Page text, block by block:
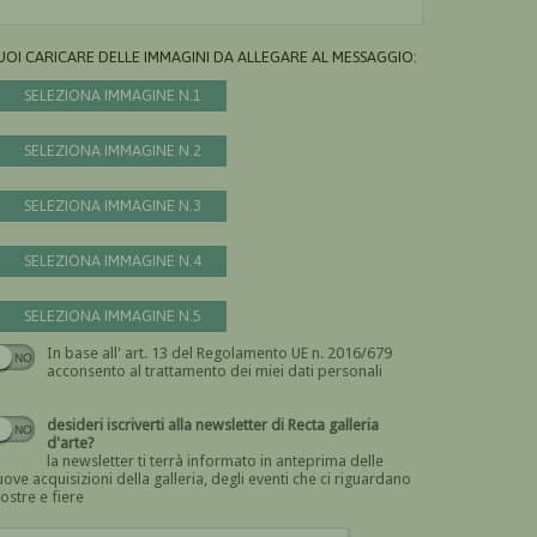
CARICARE DELLE IMMAGINI DA ALLEGARE AL MESSAGGIO:
SELEZIONA IMMAGINE N.1
SELEZIONA IMMAGINE N.2
SELEZIONA IMMAGINE N.3
SELEZIONA IMMAGINE N.4
SELEZIONA IMMAGINE N.5
In base all' art. 13 del Regolamento UE n. 2016/679
acconsento al trattamento dei miei dati personali
Devi dare il consenso
desideri iscriverti alla newsletter di Recta galleria
d'arte?
la newsletter ti terrà informato in anteprima delle
acquisizioni della galleria, degli eventi che ci riguardano
e fiere